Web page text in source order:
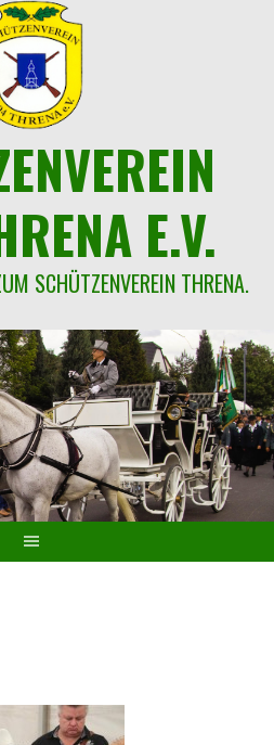
E.V.
SCHÜTZENVEREIN THRENA.